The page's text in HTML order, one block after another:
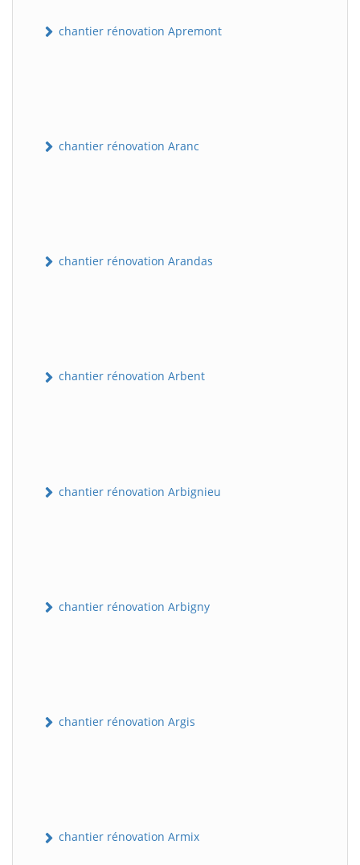
chantier rénovation Apremont
chantier rénovation Aranc
chantier rénovation Arandas
chantier rénovation Arbent
chantier rénovation Arbignieu
chantier rénovation Arbigny
chantier rénovation Argis
chantier rénovation Armix